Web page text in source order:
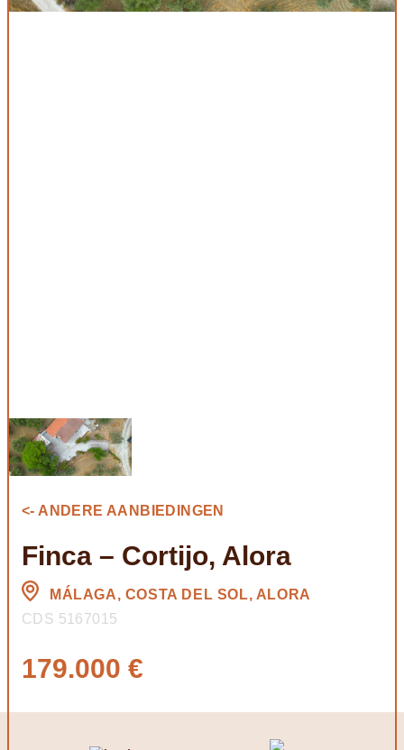
<- ANDERE AANBIEDINGEN
Finca – Cortijo, Alora
MÁLAGA, COSTA DEL SOL, ALORA
CDS 5167015
179.000 €